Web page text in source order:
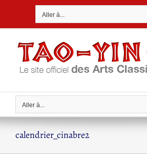
Aller à...
Aller à...
calendrier_cinabre2